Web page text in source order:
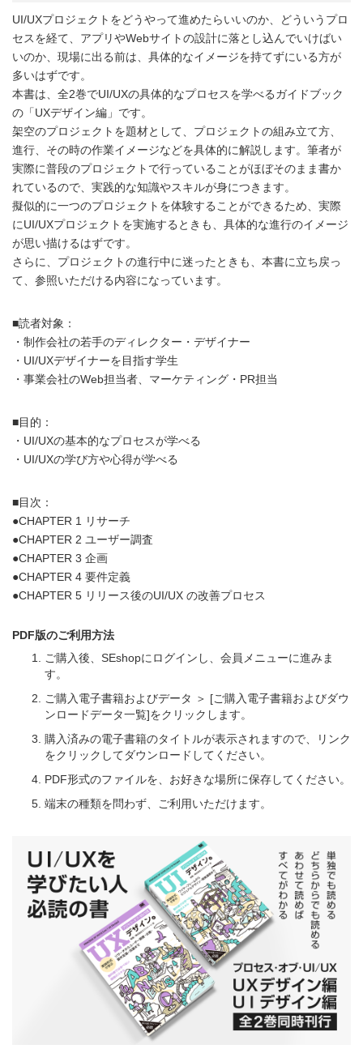
UI/UXプロジェクトをどうやって進めたらいいのか、どういうプロ
セスを経て、アプリやWebサイトの設計に落とし込んでいけばい
いのか、現場に出る前は、具体的なイメージを持てずにいる方が
多いはずです。
本書は、全2巻でUI/UXの具体的なプロセスを学べるガイドブック
の「UXデザイン編」です。
架空のプロジェクトを題材として、プロジェクトの組み立て方、
進行、その時の作業イメージなどを具体的に解説します。筆者が
実際に普段のプロジェクトで行っていることがほぼそのまま書か
れているので、実践的な知識やスキルが身につきます。
擬似的に一つのプロジェクトを体験することができるため、実際
にUI/UXプロジェクトを実施するときも、具体的な進行のイメージ
が思い描けるはずです。
さらに、プロジェクトの進行中に迷ったときも、本書に立ち戻っ
て、参照いただける内容になっています。
■読者対象：
・制作会社の若手のディレクター・デザイナー
・UI/UXデザイナーを目指す学生
・事業会社のWeb担当者、マーケティング・PR担当
■目的：
・UI/UXの基本的なプロセスが学べる
・UI/UXの学び方や心得が学べる
■目次：
●CHAPTER 1 リサーチ
●CHAPTER 2 ユーザー調査
●CHAPTER 3 企画
●CHAPTER 4 要件定義
●CHAPTER 5 リリース後のUI/UX の改善プロセス
PDF版のご利用方法
ご購入後、SEshopにログインし、会員メニューに進みま
す。
ご購入電子書籍およびデータ ＞ [ご購入電子書籍およびダウ
ンロードデータ一覧]をクリックします。
購入済みの電子書籍のタイトルが表示されますので、リンク
をクリックしてダウンロードしてください。
PDF形式のファイルを、お好きな場所に保存してください。
端末の種類を問わず、ご利用いただけます。